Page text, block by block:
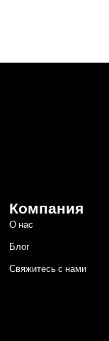
Компания
О нас
Блог
Свяжитесь с нами